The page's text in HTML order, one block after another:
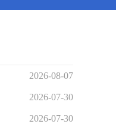
2026-08-07
2026-07-30
2026-07-30